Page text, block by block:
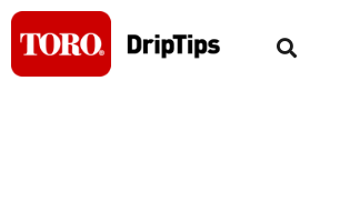
Skip
content